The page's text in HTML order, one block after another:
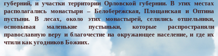
губерний, и участки территории Орловской губернии. В этих местах
располагались монастыри – Белобережская, Площанская и Оптина
пустыни. В лесах, около этих монастырей, селились отшельники,
основывая маленькие пустыньки, которые распространяли
православную веру и благочестие на окружающее население, и где их
чтили как угодников Божиих.